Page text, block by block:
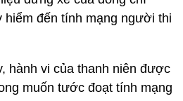
hiểm đến tính mạng người thi
hành vi của thanh niên được
muốn tước đoạt tính mạng